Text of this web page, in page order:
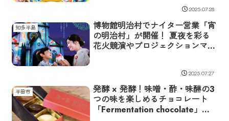
2025.07.28
知多半島
博物館明治村でナイター営業「宵
の明治村」が開催！ 夏夜を彩る
花火競演やプロジェクションマッ
2025.07.27
半田市
発酵 × 発酵！味噌・酢・味醂の3
つの味を楽しめるチョコレート
「Fermentation chocolate」が